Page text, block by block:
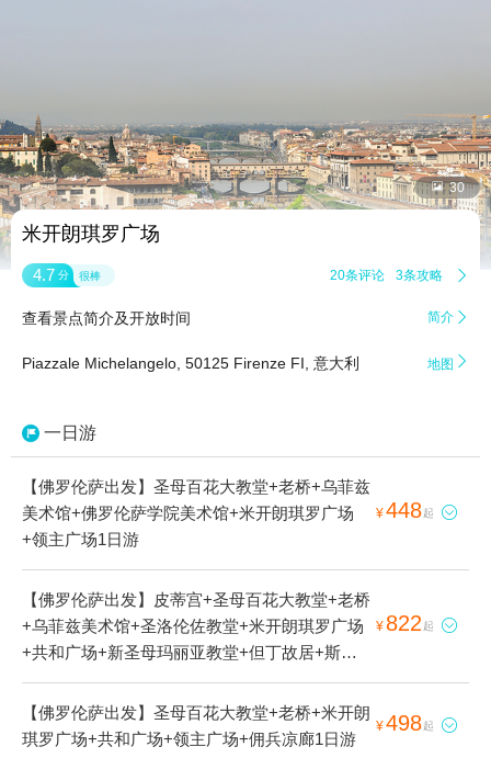
 30
米开朗琪罗广场
4.7 分 很棒 20条评论 3条攻略 
查看景点简介及开放时间 简介 
Piazzale Michelangelo, 50125 Firenze FI, 意大利 地图 
一日游
【佛罗伦萨出发】圣母百花大教堂+老桥+乌菲兹
美术馆+佛罗伦萨学院美术馆+米开朗琪罗广场
+领主广场1日游
¥448起 
【佛罗伦萨出发】皮蒂宫+圣母百花大教堂+老桥
+乌菲兹美术馆+圣洛伦佐教堂+米开朗琪罗广场
+共和广场+新圣母玛丽亚教堂+但丁故居+斯特
罗齐宫+领主广场+佛罗伦萨中央市场+新市场1
日游
¥ 822 起 
【佛罗伦萨出发】圣母百花大教堂+老桥+米开朗
琪罗广场+共和广场+领主广场+佣兵凉廊1日游
¥498起 